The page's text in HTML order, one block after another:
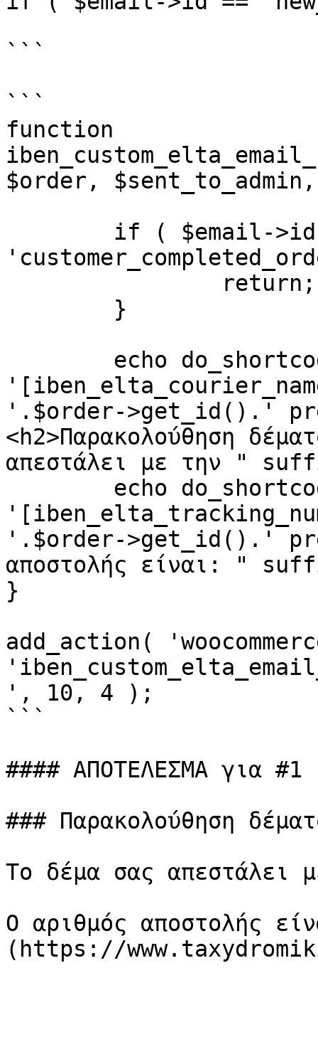
```
```
function
$order,
'.$order->get_id().'
<h2>Παρακολούθηση
απεστάλει με την "
'.$order->get_id().'
αποστολής είναι: "
}
add_action(
', 10, 4 );
```
#### ΑΠΟΤΕΛΕΣΜΑ για #1
### Παρακολούθηση
Το δέμα σας απεστάλει
Ο αριθμός αποστολής